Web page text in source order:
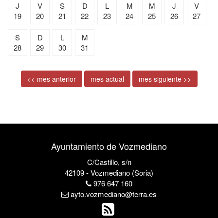
J
19
V
20
S
21
D
22
L
23
M
24
M
25
J
26
V
27
S
28
D
29
L
30
M
31
<< mes anterior mes actual mes siguiente >>
Ayuntamiento de Vozmediano
C/Castillo, s/n
42109 - Vozmediano (Soria)
976 647 160
ayto.vozmediano@terra.es